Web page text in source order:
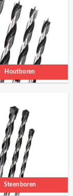
Houtboren
Steenboren